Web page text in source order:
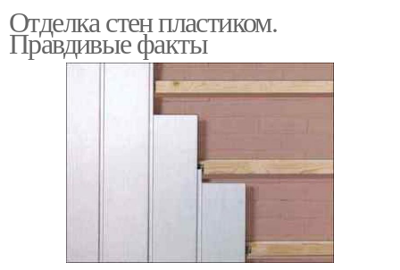
Отделка стен пластиком.
Правдивые факты